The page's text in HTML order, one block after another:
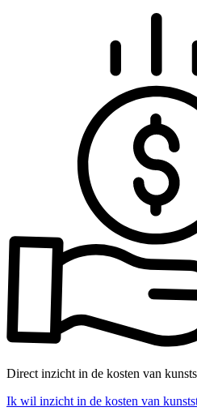
Direct inzicht in de kosten van
Ik wil inzicht in de kosten van